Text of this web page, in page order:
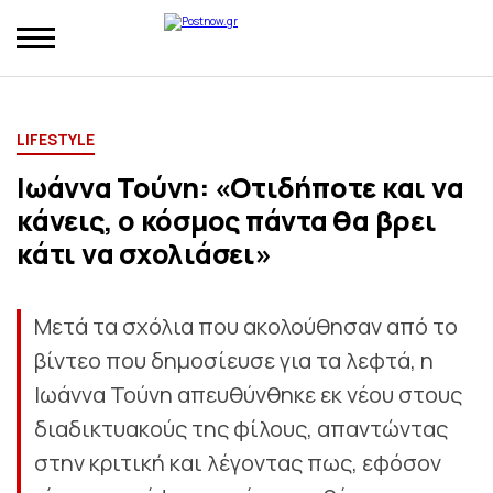
LIFESTYLE
Ιωάννα Τούνη: «Οτιδήποτε και να
κάνεις, ο κόσμος πάντα θα βρει
κάτι να σχολιάσει»
Μετά τα σχόλια που ακολούθησαν από το
βίντεο που δημοσίευσε για τα λεφτά, η
Ιωάννα Τούνη απευθύνθηκε εκ νέου στους
διαδικτυακούς της φίλους, απαντώντας
στην κριτική και λέγοντας πως, εφόσον